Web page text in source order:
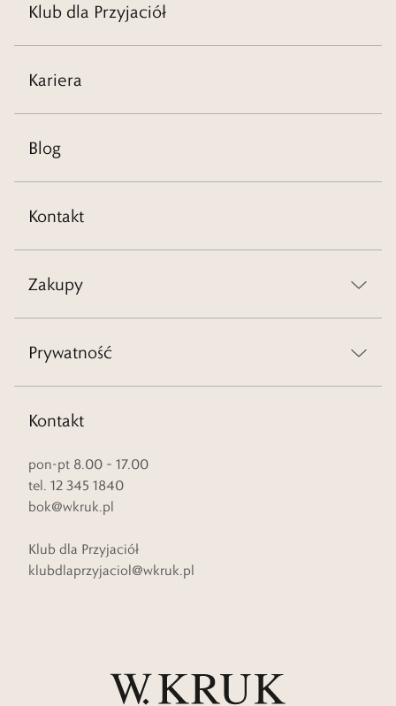
Klub dla Przyjaciół
Kariera
Blog
Kontakt
Zakupy
Prywatność
Kontakt
pon-pt 8.00 – 17.00
tel. 12 345 1840
bok@wkruk.pl
Klub dla Przyjaciół
klubdlaprzyjaciol@wkruk.pl